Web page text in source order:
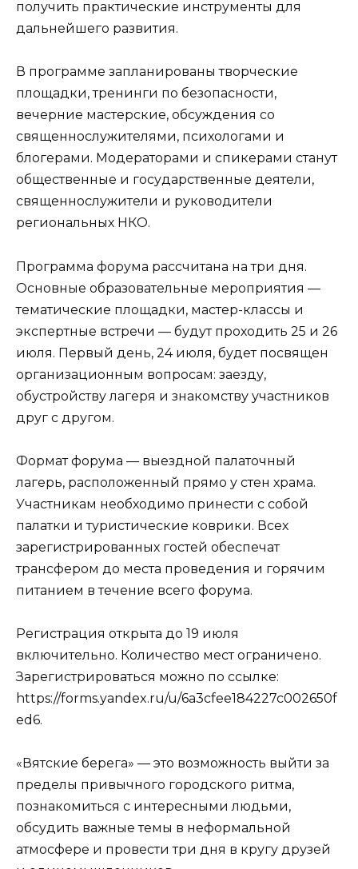
получить практические инструменты для
дальнейшего развития.
В программе запланированы творческие
площадки, тренинги по безопасности,
вечерние мастерские, обсуждения со
священнослужителями, психологами и
блогерами. Модераторами и спикерами станут
общественные и государственные деятели,
священнослужители и руководители
региональных НКО.
Программа форума рассчитана на три дня.
Основные образовательные мероприятия —
тематические площадки, мастер-классы и
экспертные встречи — будут проходить 25 и 26
июля. Первый день, 24 июля, будет посвящен
организационным вопросам: заезду,
обустройству лагеря и знакомству участников
друг с другом.
Формат форума — выездной палаточный
лагерь, расположенный прямо у стен храма.
Участникам необходимо принести с собой
палатки и туристические коврики. Всех
зарегистрированных гостей обеспечат
трансфером до места проведения и горячим
питанием в течение всего форума.
Регистрация открыта до 19 июля
включительно. Количество мест ограничено.
Зарегистрироваться можно по ссылке:
https://forms.yandex.ru/u/6a3cfee184227c002650f
ed6.
«Вятские берега» — это возможность выйти за
пределы привычного городского ритма,
познакомиться с интересными людьми,
обсудить важные темы в неформальной
атмосфере и провести три дня в кругу друзей